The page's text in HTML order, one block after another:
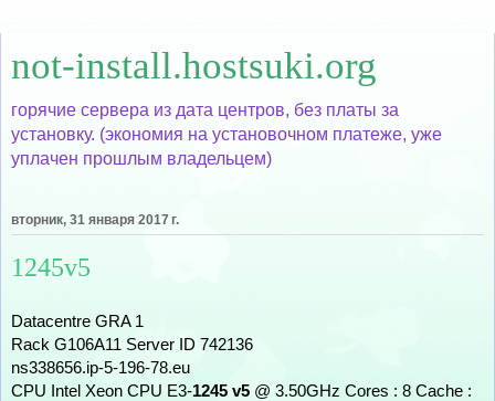
not-install.hostsuki.org
горячие сервера из дата центров, без платы за
установку. (экономия на установочном платеже, уже
уплачен прошлым владельцем)
вторник, 31 января 2017 г.
1245v5
Datacentre GRA 1
Rack G106A11 Server ID 742136
ns338656.ip-5-196-78.eu
CPU Intel Xeon CPU E3-1245 v5 @ 3.50GHz Cores : 8 Cache :